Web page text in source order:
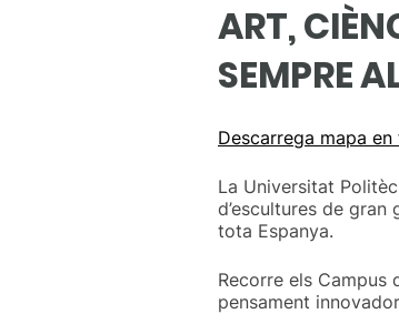
ART,
SEMPRE
Descarrega mapa
La Universitat
d’escultures de
tota Espanya.
Recorre els Campus
pensament